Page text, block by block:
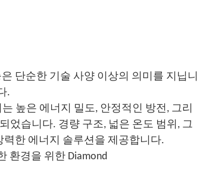
단순한 기술 사양 이상의 의미를 지닙니
.
높은 에너지 밀도, 안정적인 방전, 그리
었습니다. 경량 구조, 넓은 온도 범위, 그
한 에너지 솔루션을 제공합니다.